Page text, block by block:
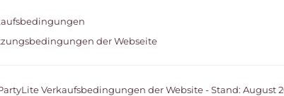
der Webseite
Verkaufsbedingungen der Website - Stand: August